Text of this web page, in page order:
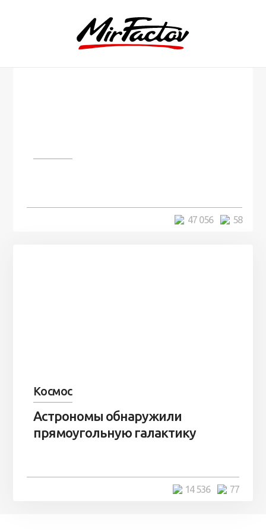
58
47 056
Космос
Астрономы обнаружили
прямоугольную галактику
77
14 536